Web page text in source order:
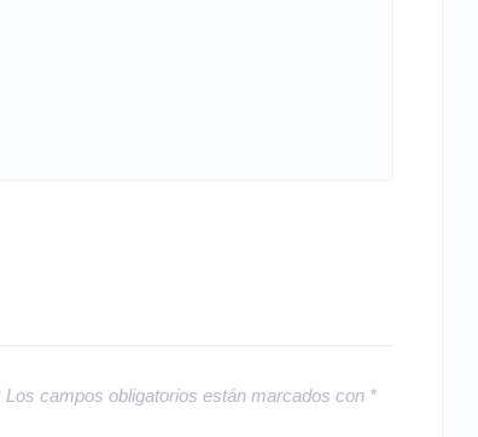
Los campos obligatorios están marcados con *